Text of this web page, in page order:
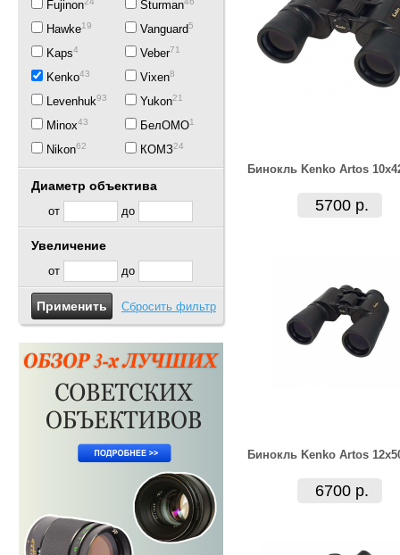
Fujinon
Hawke19
Kaps4
Kenko43
Levenhuk93
Minox43
Nikon62
Sturman
Vanguard5
Veber71
Vixen8
Yukon21
БелОМО1
КОМЗ24
Диаметр объектива
от до
Увеличение
от до
Сбросить фильтр
Бинокль Kenko Artos
5700 р.
Бинокль Kenko Artos
6700 р.